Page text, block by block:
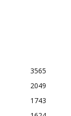
3565
2049
1743